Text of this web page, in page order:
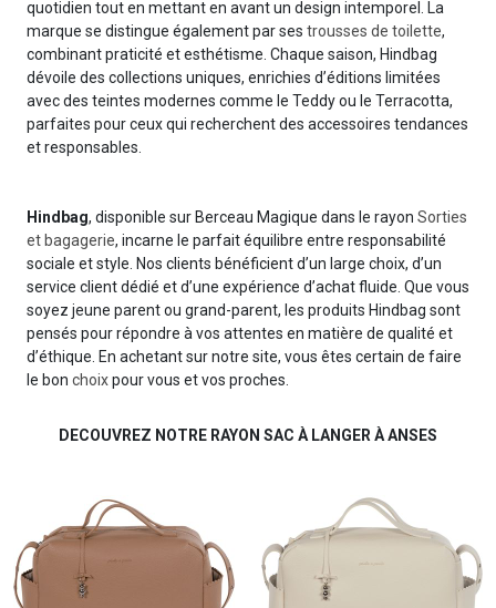
quotidien tout en mettant en avant un design intemporel. La
marque se distingue également par ses trousses de toilette,
combinant praticité et esthétisme. Chaque saison, Hindbag
dévoile des collections uniques, enrichies d’éditions limitées
avec des teintes modernes comme le Teddy ou le Terracotta,
parfaites pour ceux qui recherchent des accessoires tendances
et responsables.
Hindbag, disponible sur Berceau Magique dans le rayon Sorties
et bagagerie, incarne le parfait équilibre entre responsabilité
sociale et style. Nos clients bénéficient d’un large choix, d’un
service client dédié et d’une expérience d’achat fluide. Que vous
soyez jeune parent ou grand-parent, les produits Hindbag sont
pensés pour répondre à vos attentes en matière de qualité et
d’éthique. En achetant sur notre site, vous êtes certain de faire
le bon choixpour vous et vos proches.
DECOUVREZ NOTRE RAYON SAC À LANGER À ANSES